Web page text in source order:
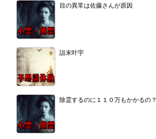
目の異常は佐藤さんが原因
詛末叶宇
除霊するのに１１０万もかかるの？